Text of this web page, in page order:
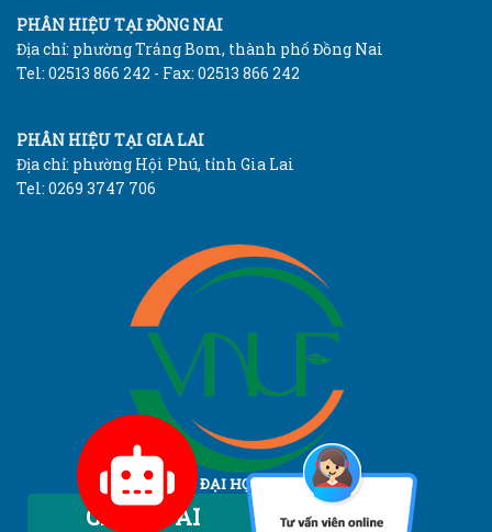
PHÂN HIỆU TẠI ĐỒNG NAI
Địa chỉ: phường Trảng Bom, thành phố Đồng Nai
Tel: 02513 866 242 - Fax: 02513 866 242
PHÂN HIỆU TẠI GIA LAI
Địa chỉ: phường Hội Phú, tỉnh Gia Lai
Tel: 0269 3747 706
TRƯỜNG ĐẠI HỌC LÂM NGHIỆP
Vietnam National University of Forestry
Chatbot AI